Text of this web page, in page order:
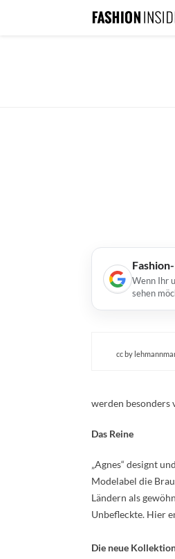
Wenn Ihr
sehen
cc by
werden besonders
Das Reine
„Agnes“ designt
Modelabel die
Ländern als
Unbefleckte. Hier
Die neue